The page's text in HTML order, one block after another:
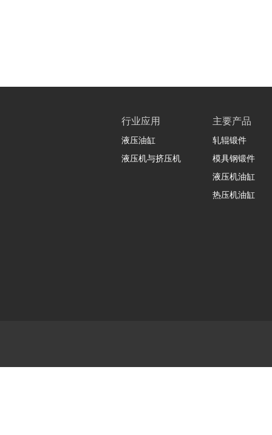
行业应用
液压油缸
液压机与挤压机
主要产品
轧辊锻件
模具钢锻件
液压机油缸
热压机油缸